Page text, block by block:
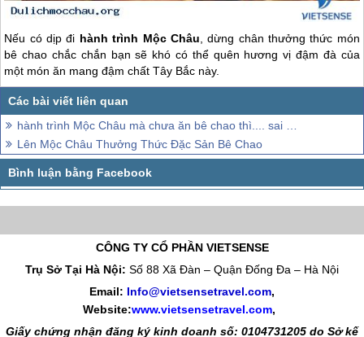
Nếu có dịp đi hành trình Mộc Châu , dừng chân thưởng thức món
bê chao chắc chắn bạn sẽ khó có thể quên hương vị đậm đà của
một món ăn mang đậm chất Tây Bắc này.
hành trình Mộc Châu mà chưa ăn bê chao thì.... sai lầm
Lên Mộc Châu Thưởng Thức Đặc Sản Bê Chao
CÔNG TY CỔ PHẦN VIETSENSE
Trụ Sở Tại Hà Nội: Số 88 Xã Đàn – Quận Đống Đa – Hà Nội
Email: Info@vietsensetravel.com,
Website:www.vietsensetravel.com,
Giấy chứng nhận đăng ký kinh doanh số: 0104731205 do Sở kế